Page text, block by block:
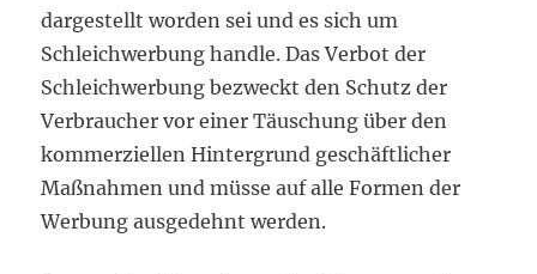
dargestellt worden sei und es sich um
Schleichwerbung handle. Das Verbot der
Schleichwerbung bezweckt den Schutz der
Verbraucher vor einer Täuschung über den
kommerziellen Hintergrund geschäftlicher
Maßnahmen und müsse auf alle Formen der
Werbung ausgedehnt werden.